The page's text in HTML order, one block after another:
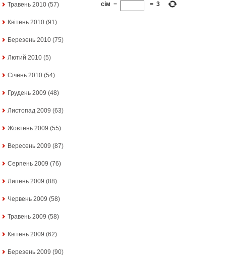
Травень 2010 (57)
Квітень 2010 (91)
Березень 2010 (75)
Лютий 2010 (5)
Січень 2010 (54)
Грудень 2009 (48)
Листопад 2009 (63)
Жовтень 2009 (55)
Вересень 2009 (87)
Серпень 2009 (76)
Липень 2009 (88)
Червень 2009 (58)
Травень 2009 (58)
Квітень 2009 (62)
Березень 2009 (90)
сім − = 3